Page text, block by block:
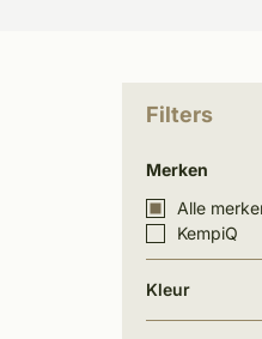
Filters
Merken
Alle
KempiQ
Kleur